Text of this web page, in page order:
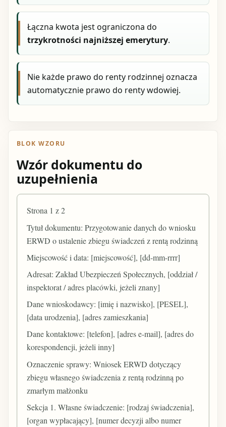
Łączna kwota jest ograniczona do
trzykrotności najniższej emerytury.
Nie każde prawo do renty rodzinnej oznacza
automatycznie prawo do renty wdowiej.
BLOK WZORU
Wzór dokumentu do
uzupełnienia
Strona 1 z 2
Tytuł dokumentu: Przygotowanie danych do wniosku
ERWD o ustalenie zbiegu świadczeń z rentą rodzinną
Miejscowość i data: [miejscowość], [dd-mm-rrrr]
Adresat: Zakład Ubezpieczeń Społecznych, [oddział /
inspektorat / adres placówki, jeżeli znany]
Dane wnioskodawcy: [imię i nazwisko], [PESEL],
[data urodzenia], [adres zamieszkania]
Dane kontaktowe: [telefon], [adres e-mail], [adres do
korespondencji, jeżeli inny]
Oznaczenie sprawy: Wniosek ERWD dotyczący
zbiegu własnego świadczenia z rentą rodzinną po
zmarłym małżonku
Sekcja 1. Własne świadczenie: [rodzaj świadczenia],
[organ wypłacający], [numer decyzji albo numer